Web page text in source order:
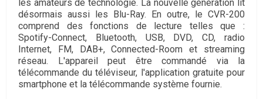
les amateurs de technologie. La nouvelle génération lit
désormais aussi les Blu-Ray. En outre, le CVR-200
comprend des fonctions de lecture telles que :
Spotify-Connect, Bluetooth, USB, DVD, CD, radio
Internet, FM, DAB+, Connected-Room et streaming
réseau. L'appareil peut être commandé via la
télécommande du téléviseur, l'application gratuite pour
smartphone et la télécommande système fournie.